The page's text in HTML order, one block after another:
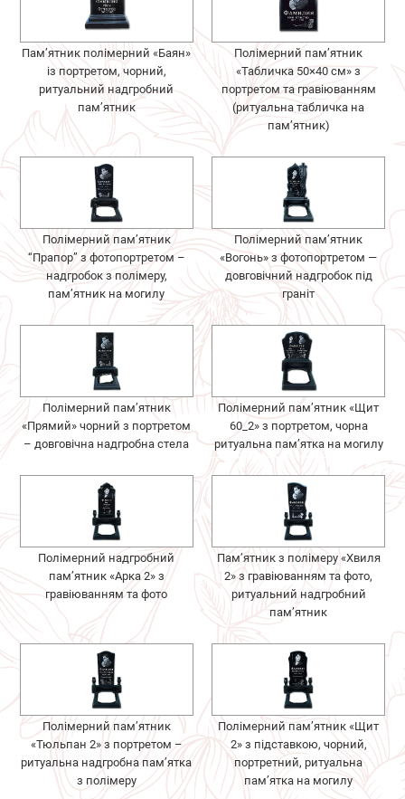
Пам’ятник полімерний «Баян»
із портретом, чорний,
ритуальний надгробний
пам’ятник
Полімерний пам’ятник
«Табличка 50×40 см» з
портретом та гравіюванням
(ритуальна табличка на
пам’ятник)
Полімерний пам’ятник
“Прапор” з фотопортретом –
надгробок з полімеру,
пам’ятник на могилу
Полімерний пам’ятник
«Вогонь» з фотопортретом —
довговічний надгробок під
граніт
Полімерний пам’ятник
«Прямий» чорний з портретом
– довговічна надгробна стела
Полімерний пам’ятник «Щит
60_2» з портретом, чорна
ритуальна пам’ятка на могилу
Полімерний надгробний
пам’ятник «Арка 2» з
гравіюванням та фото
Пам’ятник з полімеру «Хвиля
2» з гравіюванням та фото,
ритуальний надгробний
пам’ятник
Полімерний пам’ятник
«Тюльпан 2» з портретом –
ритуальна надгробна пам’ятка
з полімеру
Полімерний пам’ятник «Щит
2» з підставкою, чорний,
портретний, ритуальна
пам’ятка на могилу